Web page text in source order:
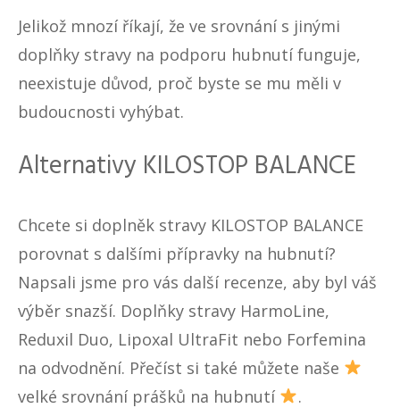
Jelikož mnozí říkají, že ve srovnání s jinými
doplňky stravy na podporu hubnutí funguje,
neexistuje důvod, proč byste se mu měli v
budoucnosti vyhýbat.
Alternativy KILOSTOP BALANCE
Chcete si doplněk stravy KILOSTOP BALANCE
porovnat s dalšími přípravky na hubnutí?
Napsali jsme pro vás další recenze, aby byl váš
výběr snazší. Doplňky stravy HarmoLine,
Reduxil Duo, Lipoxal UltraFit nebo Forfemina
na odvodnění. Přečíst si také můžete naše
velké srovnání prášků na hubnutí
.